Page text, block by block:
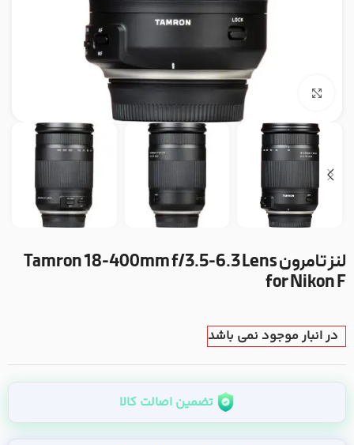
بزرگنمایی تصویر
لنز تامرون Tamron 18-400mm f/3.5-6.3 Lens
for Nikon F
در انبار موجود نمی باشد
تضمین اصالت کالا